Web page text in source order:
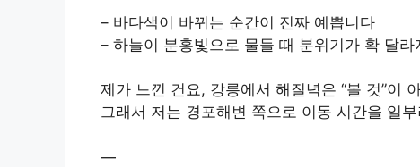
– 바다색이 바뀌는 순간이 진짜 예쁩니다
– 하늘이 분홍빛으로 물들 때 분위기가 확 달라
제가 느낀 건요, 강릉에서 해질녁은 “볼 것”이
그래서 저는 경포해변 쪽으로 이동 시간을 일
—